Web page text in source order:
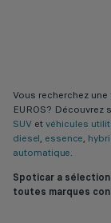
Vous recherchez
EUROS?
SUV etvéhicules
diesel, essence,
automatique.
Spoticar a
toutes marques